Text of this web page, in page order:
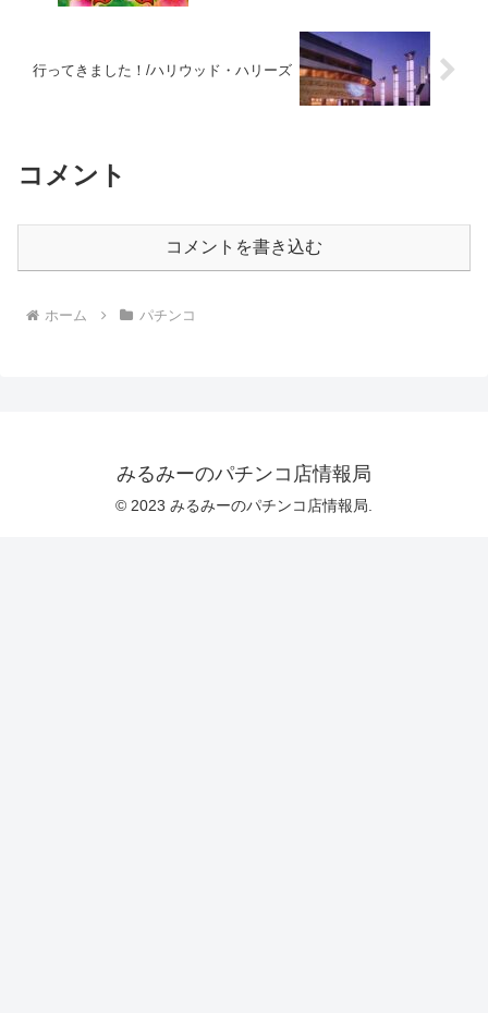
行ってきました！/ハリウッド・ハリーズ
コメント
コメントを書き込む
ホーム パチンコ
みるみーのパチンコ店情報局
© 2023 みるみーのパチンコ店情報局.